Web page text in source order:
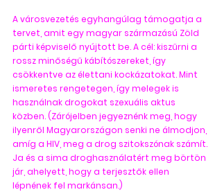
A városvezetés egyhangúlag támogatja a
tervet, amit egy magyar származású Zöld
párti képviselő nyújtott be. A cél: kiszűrni a
rossz minőségű kábítószereket, így
csökkentve az élettani kockázatokat. Mint
ismeretes rengetegen, így melegek is
használnak drogokat szexuális aktus
közben. (Zárójelben jegyeznénk meg, hogy
ilyenről Magyarországon senki ne álmodjon,
amíg a HIV, meg a drog szitokszónak számít.
Ja és a sima droghasználatért meg börtön
jár, ahelyett, hogy a terjesztők ellen
lépnének fel markánsan.)